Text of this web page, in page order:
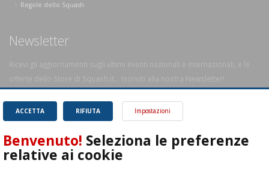
Regole dello Squash
Newsletter
Ricevi gli aggiornamenti sugli ultimi eventi nazionali e internazionali, e le
offerte dello Store di Squash.it... Iscriviti alla nostra Newsletter!
OK!
RIFIUTA
ACCETTA Impostazioni
Benvenuto! Seleziona le preferenze
relative ai cookie